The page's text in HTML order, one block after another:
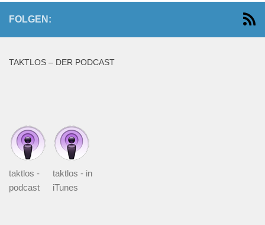
FOLGEN:
TAKTLOS – DER PODCAST
taktlos -
podcast
taktlos - in
iTunes